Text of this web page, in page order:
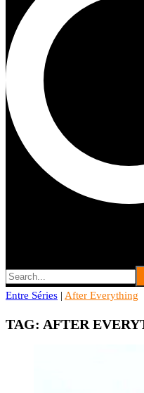
Entre Séries
Entre Séries | After Everything
TAG: AFTER